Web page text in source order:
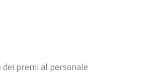
premi al personale